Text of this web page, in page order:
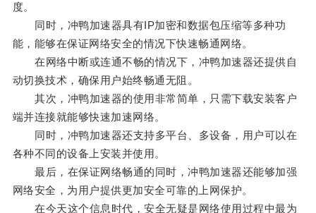
度。
同时，冲鸭加速器具有IP加密和数据包压缩等多种功
能，能够在保证网络安全的情况下快速畅通网络。
在网络中断或连通不畅的情况下，冲鸭加速器还提供自
动切换技术，确保用户始终畅通无阻。
其次，冲鸭加速器的使用非常简单，只需下载安装客户
端并连接就能够快速加速网络。
同时，冲鸭加速器还支持多平台、多设备，用户可以在
各种不同的设备上安装并使用。
最后，在保证网络畅通的同时，冲鸭加速器还能够加强
网络安全，为用户提供更加安全可靠的上网保护。
在今天这个信息时代，安全无疑是网络使用过程中最为